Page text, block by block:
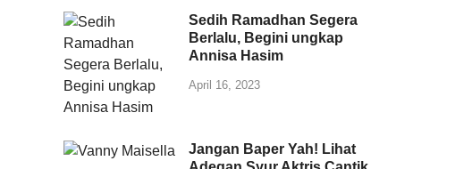
Sedih Ramadhan Segera
Berlalu, Begini ungkap
Annisa Hasim
April 16, 2023
Jangan Baper Yah! Lihat